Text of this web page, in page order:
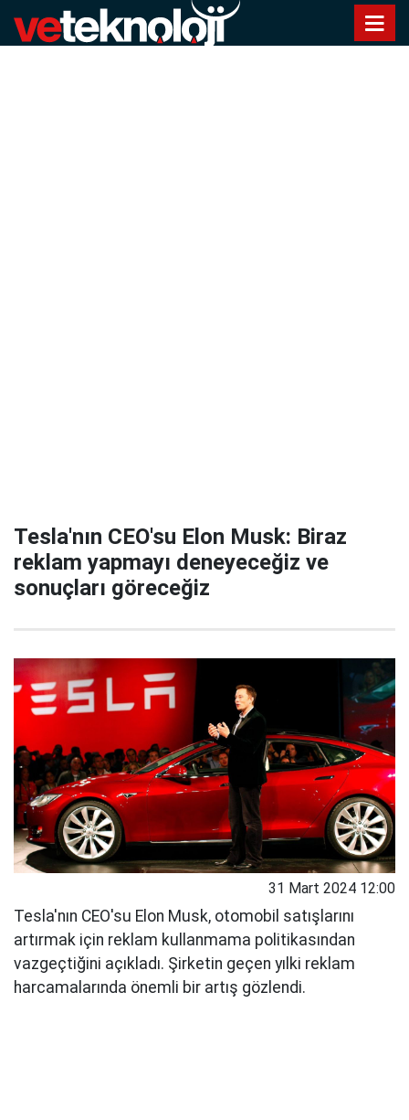
Tesla'nın CEO'su Elon Musk: Biraz
reklam yapmayı deneyeceğiz ve
sonuçları göreceğiz
31 Mart 2024 12:00
Tesla'nın CEO'su Elon Musk, otomobil satışlarını
artırmak için reklam kullanmama politikasından
vazgeçtiğini açıkladı. Şirketin geçen yılki reklam
harcamalarında önemli bir artış gözlendi.